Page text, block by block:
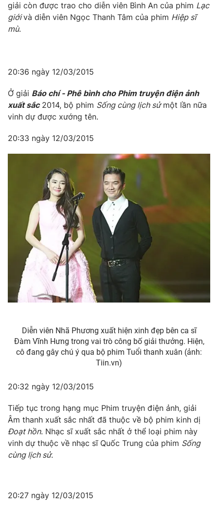
giải còn được trao cho diễn viên Bình An của phim Lạc
giớivà diễn viên Ngọc Thanh Tâm của phim Hiệp sĩ
mù.
20:36 ngày 12/03/2015
Ở giải Báo chí - Phê bình cho Phim truyện điện ảnh
xuất sắc2014, bộ phim Sống cùng lịch sửmột lần nữa
vinh dự được xướng tên.
20:33 ngày 12/03/2015
Diễn viên Nhã Phương xuất hiện xinh đẹp bên ca sĩ
Đàm Vĩnh Hưng trong vai trò công bố giải thưởng. Hiện,
cô đang gây chú ý qua bộ phim Tuổi thanh xuân (ảnh:
Tiin.vn)
20:32 ngày 12/03/2015
Tiếp tục trong hạng mục Phim truyện điện ảnh, giải
Âm thanh xuất sắc nhất đã thuộc về bộ phim kinh dị
Đoạt hồn. Nhạc sĩ xuất sắc nhất ở thể loại phim này
vinh dự thuộc về nhạc sĩ Quốc Trung của phim Sống
cùng lịch sử.
20:27 ngày 12/03/2015